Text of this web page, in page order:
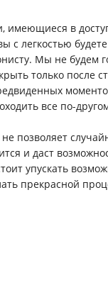
имеющиеся в
с легкостью
Мы не будем
только после
все по-
позволяет
и даст
упускать
прекрасной